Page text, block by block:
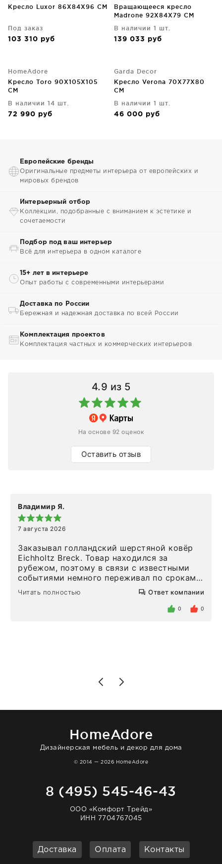
Кресло Luxor 86X84X96 CM
Под заказ
103 310 руб
Вращающееся кресло
Madrone 92X84X79 CM
В наличии 1 шт.
139 033 руб
HomeAdore
Кресло Toro 90X105X105
CM
В наличии 14 шт.
72 990 руб
Garda Decor
Кресло Verona 70X77X80
CM
В наличии 1 шт.
46 000 руб
Европейские бренды
Оригинальные предметы интерьера от европейских и
мировых брендов
Интерьерный отбор
Коллекции, подобранные с вниманием к эстетике и
сочетаемости
Подбор под ваш интерьер
Всё для интерьера в одном каталоге
15+ лет в интерьере
Опыт работы с современными интерьерами
Доставка по России
Бережная и надежная доставка по всей России
Комплектация проектов
Комплектация частных и коммерческих интерьеров
4.9 из 5
На основе 92 оценок
Оставить отзыв
Владимир Я.
7 августа 2026
Заказывал голландский шерстяной ковёр
Eichholtz Breck. Товар находился за
рубежом, поэтому в связи с известными
событиями немного переживал по срокам.
Но homeadore привезли ровно в
определенное в договоре время, без
то качество выше всяких похвал. Выглядит
Читать полностью Ответ компании
0 0
HomeAdore
Дизайнерская мебель и декор для дома
© 2014 — 2026 HomeAdore
8 (495) 545-46-43
ООО «Комфорт Трейд»
ИНН 7704767045
Доставка Оплата Контакты